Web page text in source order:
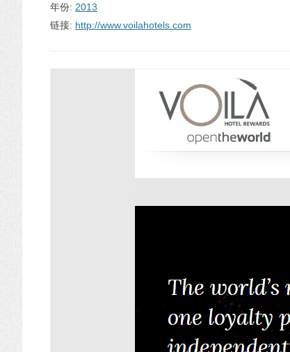
年份: 2013
链接: http://www.voilahotels.com